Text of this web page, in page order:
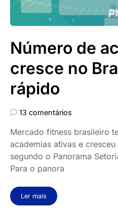
Número de
cresce no
rápido
13 comentários
Mercado fitness brasileiro
academias ativas e
segundo o Panorama
Para o panora
Ler mais